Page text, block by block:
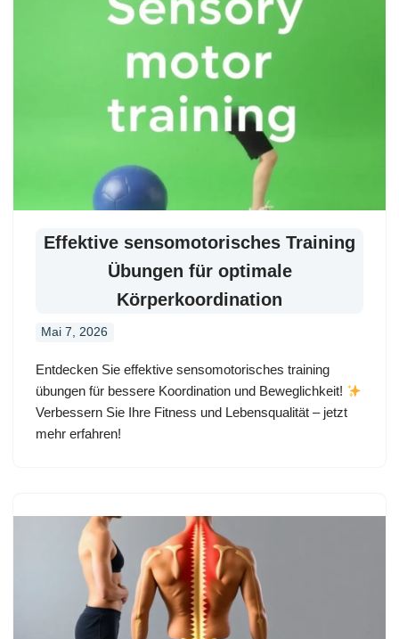
Effektive sensomotorisches Training
Übungen für optimale
Körperkoordination
Mai 7, 2026
Entdecken Sie effektive sensomotorisches training
übungen für bessere Koordination und Beweglichkeit!
Verbessern Sie Ihre Fitness und Lebensqualität – jetzt
mehr erfahren!